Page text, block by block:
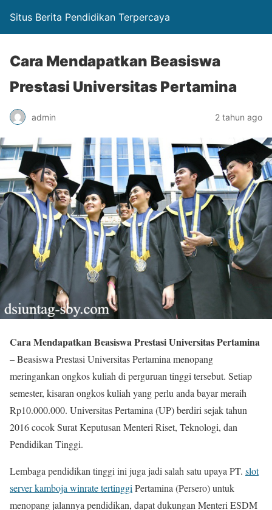
Situs Berita Pendidikan Terpercaya
Cara Mendapatkan Beasiswa
Prestasi Universitas Pertamina
admin 2 tahun ago
Cara Mendapatkan Beasiswa Prestasi Universitas Pertamina
– Beasiswa Prestasi Universitas Pertamina menopang
meringankan ongkos kuliah di perguruan tinggi tersebut. Setiap
semester, kisaran ongkos kuliah yang perlu anda bayar meraih
Rp10.000.000. Universitas Pertamina (UP) berdiri sejak tahun
2016 cocok Surat Keputusan Menteri Riset, Teknologi, dan
Pendidikan Tinggi.
Lembaga pendidikan tinggi ini juga jadi salah satu upaya PT. slot
server kamboja winrate tertinggi Pertamina (Persero) untuk
menopang jalannya pendidikan, dapat dukungan Menteri ESDM